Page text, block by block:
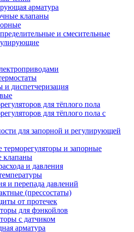
арматура
клапаны
и смесительные
и диспетчеризация
для тёплого пола
для тёплого пола с
для запорной и регулирующей
терморегуляторы и запорные
клапаны
и давления
и перепада давлений
(прессостаты)
от протечек
для фэнкойлов
с датчиком
арматура